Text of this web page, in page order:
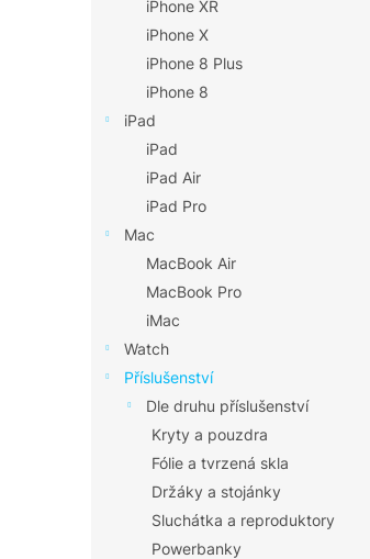
iPhone XR
iPhone X
iPhone 8 Plus
iPhone 8
iPad
iPad
iPad Air
iPad Pro
Mac
MacBook Air
MacBook Pro
iMac
Watch
Příslušenství
Dle druhu příslušenství
Kryty a pouzdra
Fólie a tvrzená skla
Držáky a stojánky
Sluchátka a reproduktory
Powerbanky